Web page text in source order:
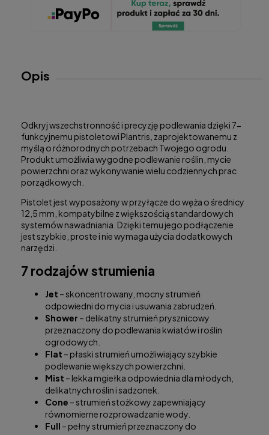
Opis
Odkryj wszechstronność i precyzję podlewania dzięki 7-
funkcyjnemu pistoletowi Plantris, zaprojektowanemu z
myślą o różnorodnych potrzebach Twojego ogrodu.
Produkt umożliwia wygodne podlewanie roślin, mycie
powierzchni oraz wykonywanie wielu codziennych prac
porządkowych.
Pistolet jest wyposażony w przyłącze do węża o średnicy
12,5 mm, kompatybilne z większością standardowych
systemów nawadniania. Dzięki temu jego podłączenie
jest szybkie, proste i nie wymaga użycia dodatkowych
narzędzi.
7 rodzajów strumienia
Jet – skoncentrowany, mocny strumień
odpowiedni do mycia i usuwania zabrudzeń.
Shower – delikatny strumień prysznicowy
przeznaczony do podlewania kwiatów i roślin
ogrodowych.
Flat – płaski strumień umożliwiający szybkie
podlewanie większych powierzchni.
Mist – lekka mgiełka odpowiednia dla młodych,
delikatnych roślin i sadzonek.
Cone – strumień stożkowy zapewniający
równomierne rozprowadzanie wody.
Full – pełny strumień przeznaczony do